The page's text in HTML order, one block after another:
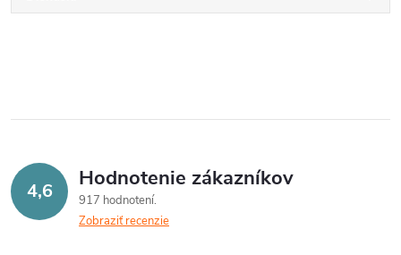
4,6 Hodnotenie zákazníkov
917 hodnotení
Zobraziť recenzie